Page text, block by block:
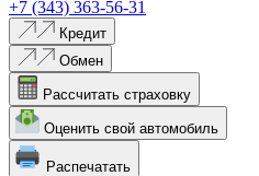
+7 (343) 363-56-31
Кредит
Обмен
Рассчитать страховку
Оценить свой автомобиль
Распечатать